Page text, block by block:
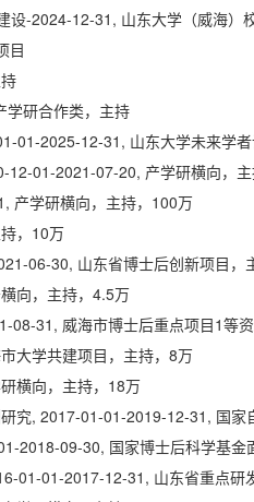
-2024-12-31, 山东大学（威海）
目
研合作类，主持
01-2025-12-31, 山东大学未来学
12-01-2021-07-20, 产学研横向，
产学研横向，主持，100万
，10万
06-30, 山东省博士后创新项目，
向，主持，4.5万
08-31, 威海市博士后重点项目1等
大学共建项目，主持，8万
横向，主持，18万
究, 2017-01-01-2019-12-31, 国家
2018-09-30, 国家博士后科学基金
01-01-2017-12-31, 山东省重点研